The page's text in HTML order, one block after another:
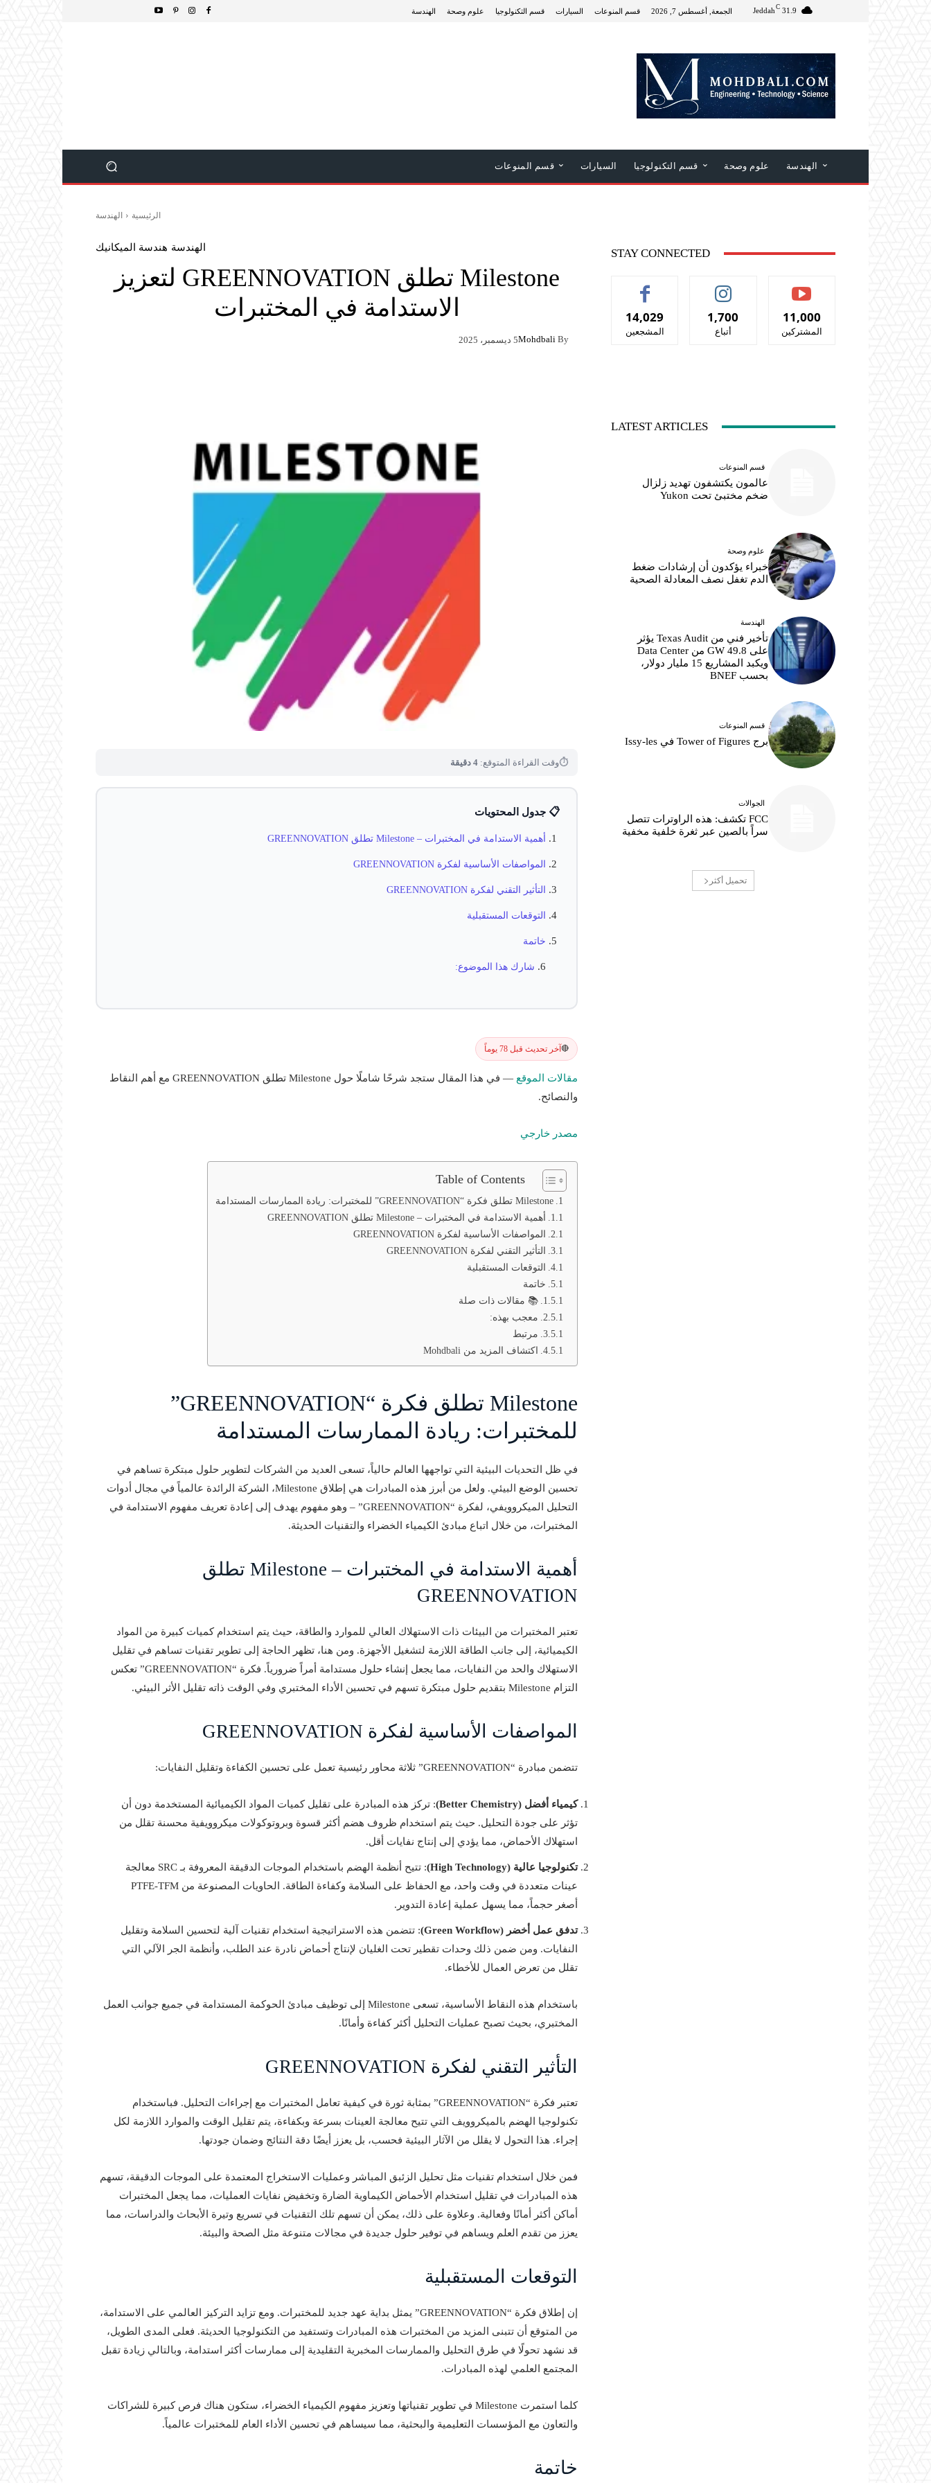
31.9
C
Jeddah الجمعة, أغسطس 7, 2026 الهندسة علوم وصحة قسم التكنولوجيا السيارات قسم المنوعات
الهندسة علوم وصحة قسم التكنولوجيا السيارات قسم المنوعات
الرئيسية الهندسة
الهندسة هندسة الميكانيك
Milestone تطلق GREENNOVATION لتعزيز
الاستدامة في المختبرات
By
Mohdbali5 ديسمبر، 2025
⏱وقت القراءة المتوقع: 4 دقيقة
📋 جدول المحتويات
أهمية الاستدامة في المختبرات – Milestone تطلق GREENNOVATION
المواصفات الأساسية لفكرة GREENNOVATION
التأثير التقني لفكرة GREENNOVATION
التوقعات المستقبلية
خاتمة
شارك هذا الموضوع:
🔴آخر تحديث قبل 78 يوماً
مقالات الموقع
— في هذا المقال ستجد شرحًا شاملًا حول Milestone تطلق GREENNOVATION مع أهم النقاط
والنصائح.
مصدر خارجي
Table of Contents
Milestone تطلق فكرة “GREENNOVATION” للمختبرات: ريادة الممارسات المستدامة
أهمية الاستدامة في المختبرات – Milestone تطلق GREENNOVATION
المواصفات الأساسية لفكرة GREENNOVATION
التأثير التقني لفكرة GREENNOVATION
التوقعات المستقبلية
خاتمة
📚 مقالات ذات صلة
معجب بهذه:
مرتبط
اكتشاف المزيد من Mohdbali
Milestone تطلق فكرة “GREENNOVATION”
للمختبرات: ريادة الممارسات المستدامة
في ظل التحديات البيئية التي تواجهها العالم حالياً، تسعى العديد من الشركات لتطوير حلول مبتكرة تساهم في
تحسين الوضع البيئي. ولعل من أبرز هذه المبادرات هي إطلاق Milestone، الشركة الرائدة عالمياً في مجال أدوات
التحليل الميكروويفي، لفكرة “GREENNOVATION” – وهو مفهوم يهدف إلى إعادة تعريف مفهوم الاستدامة في
المختبرات، من خلال اتباع مبادئ الكيمياء الخضراء والتقنيات الحديثة.
أهمية الاستدامة في المختبرات – Milestone تطلق
GREENNOVATION
تعتبر المختبرات من البيئات ذات الاستهلاك العالي للموارد والطاقة، حيث يتم استخدام كميات كبيرة من المواد
الكيميائية، إلى جانب الطاقة اللازمة لتشغيل الأجهزة. ومن هنا، تظهر الحاجة إلى تطوير تقنيات تساهم في تقليل
الاستهلاك والحد من النفايات، مما يجعل إنشاء حلول مستدامة أمراً ضرورياً. فكرة “GREENNOVATION” تعكس
التزام Milestone بتقديم حلول مبتكرة تسهم في تحسين الأداء المختبري وفي الوقت ذاته تقليل الأثر البيئي.
المواصفات الأساسية لفكرة GREENNOVATION
تتضمن مبادرة “GREENNOVATION” ثلاثة محاور رئيسية تعمل على تحسين الكفاءة وتقليل النفايات:
كيمياء أفضل (Better Chemistry)
: تركز هذه المبادرة على تقليل كميات المواد الكيميائية المستخدمة دون أن
تؤثر على جودة التحليل. حيث يتم استخدام ظروف هضم أكثر قسوة وبروتوكولات ميكروويفية محسنة تقلل من
استهلاك الأحماض، مما يؤدي إلى إنتاج نفايات أقل.
تكنولوجيا عالية (High Technology)
: تتيح أنظمة الهضم باستخدام الموجات الدقيقة المعروفة بـ SRC معالجة
عينات متعددة في وقت واحد، مع الحفاظ على السلامة وكفاءة الطاقة. الحاويات المصنوعة من PTFE-TFM
أصغر حجماً، مما يسهل عملية إعادة التدوير.
تدفق عمل أخضر (Green Workflow)
: تتضمن هذه الاستراتيجية استخدام تقنيات آلية لتحسين السلامة وتقليل
النفايات. ومن ضمن ذلك وحدات تقطير تحت الغليان لإنتاج أحماض نادرة عند الطلب، وأنظمة الجر الآلي التي
تقلل من تعرض العمال للأخطاء.
باستخدام هذه النقاط الأساسية، تسعى Milestone إلى توظيف مبادئ الحوكمة المستدامة في جميع جوانب العمل
المختبري، بحيث تصبح عمليات التحليل أكثر كفاءة وأمانًا.
التأثير التقني لفكرة GREENNOVATION
تعتبر فكرة “GREENNOVATION” بمثابة ثورة في كيفية تعامل المختبرات مع إجراءات التحليل. فباستخدام
تكنولوجيا الهضم بالميكروويف التي تتيح معالجة العينات بسرعة وبكفاءة، يتم تقليل الوقت والموارد اللازمة لكل
إجراء. هذا التحول لا يقلل من الآثار البيئية فحسب، بل يعزز أيضًا دقة النتائج وضمان جودتها.
فمن خلال استخدام تقنيات مثل تحليل الزئبق المباشر وعمليات الاستخراج المعتمدة على الموجات الدقيقة، تسهم
هذه المبادرات في تقليل استخدام الأحماض الكيماوية الضارة وتخفيض نفايات العمليات، مما يجعل المختبرات
أماكن أكثر أمانًا وفعالية. وعلاوة على ذلك، يمكن أن تسهم تلك التقنيات في تسريع وتيرة الأبحاث والدراسات، مما
يعزز من تقدم العلم ويساهم في توفير حلول جديدة في مجالات متنوعة مثل الصحة والبيئة.
التوقعات المستقبلية
إن إطلاق فكرة “GREENNOVATION” يمثل بداية عهد جديد للمختبرات. ومع تزايد التركيز العالمي على الاستدامة،
من المتوقع أن تتبنى المزيد من المختبرات هذه المبادرات وتستفيد من التكنولوجيا الحديثة. فعلى المدى الطويل،
قد نشهد تحولًا في طرق التحليل والممارسات المخبرية التقليدية إلى ممارسات أكثر استدامة، وبالتالي زيادة تقبل
المجتمع العلمي لهذه المبادرات.
كلما استمرت Milestone في تطوير تقنياتها وتعزيز مفهوم الكيمياء الخضراء، ستكون هناك فرص كبيرة للشراكات
والتعاون مع المؤسسات التعليمية والبحثية، مما سيساهم في تحسين الأداء العام للمختبرات عالمياً.
خاتمة
STAY CONNECTED
14,029
المشجعين
1,700
أتباع
11,000
المشتركين
LATEST ARTICLES
قسم المنوعات
عالمون يكتشفون تهديد زلزال
ضخم مختبئ تحت Yukon
علوم وصحة
خبراء يؤكدون أن إرشادات ضغط
الدم تغفل نصف المعادلة الصحية
الهندسة
تأخير فني من Texas Audit يؤثر
على 49.8 GW من Data Center
ويكبد المشاريع 15 مليار دولار،
بحسب BNEF
قسم المنوعات
برج Tower of Figures في Issy-les
الجوالات
FCC تكشف: هذه الراوترات تتصل
سراً بالصين عبر ثغرة خلفية مخفية
تحميل أكثر